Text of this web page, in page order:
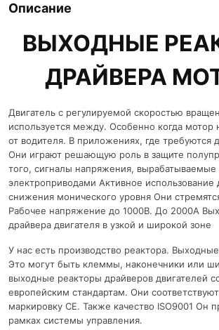
Описание
ВЫХОДНЫЕ
ДРАЙВЕРА
Двигатель с регулируемой скоростью
используется между. Особенно когда мотор
от водителя. В приложениях, где требуются
Они играют решающую роль в защите
того, сигналы напряжения, вырабатываемые
электроприводами Активное использование
снижения монического уровня Они
Рабочее напряжение до 1000В. До 2000А
драйвера двигателя в узкой и широкой зоне
У нас есть производство реактора.
Это могут быть клеммы, наконечники или
выходные реакторы драйверов двигателей
европейским стандартам. Они
маркировку CE. Также качество ISO9001 Он
рамках системы управления.